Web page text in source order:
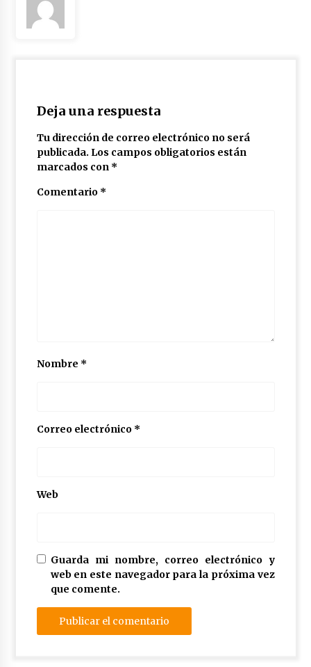
Deja una respuesta
Tu dirección de correo electrónico no será
publicada. Los campos obligatorios están
marcados con *
Comentario *
Nombre *
Correo electrónico *
Web
Guarda mi nombre, correo electrónico y
web en este navegador para la próxima vez
que comente.